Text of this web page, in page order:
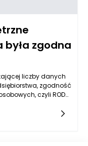
zgodna
liczby danych
zgodność
czyli RODO,